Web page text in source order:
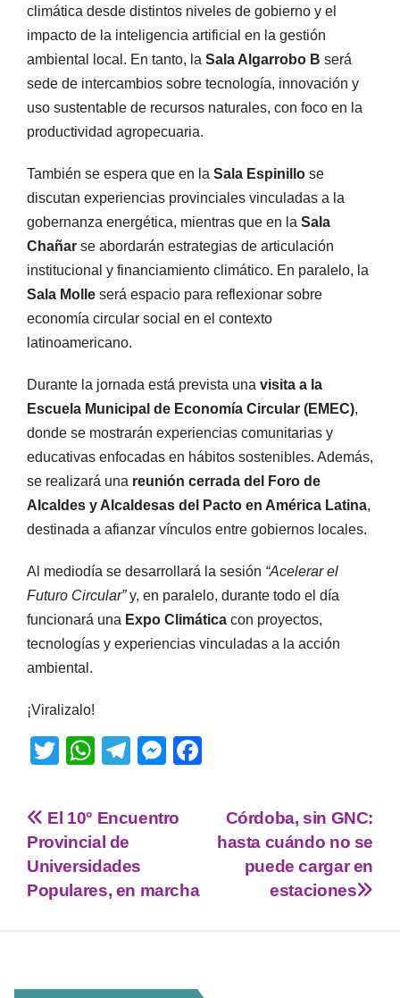
climática desde distintos niveles de gobierno y el
impacto de la inteligencia artificial en la gestión
ambiental local. En tanto, la Sala Algarrobo B será
sede de intercambios sobre tecnología, innovación y
uso sustentable de recursos naturales, con foco en la
productividad agropecuaria.
También se espera que en la Sala Espinillo se
discutan experiencias provinciales vinculadas a la
gobernanza energética, mientras que en la Sala
Chañar se abordarán estrategias de articulación
institucional y financiamiento climático. En paralelo, la
Sala Molle será espacio para reflexionar sobre
economía circular social en el contexto
latinoamericano.
Durante la jornada está prevista una visita a la
Escuela Municipal de Economía Circular (EMEC),
donde se mostrarán experiencias comunitarias y
educativas enfocadas en hábitos sostenibles. Además,
se realizará una reunión cerrada del Foro de
Alcaldes y Alcaldesas del Pacto en América Latina,
destinada a afianzar vínculos entre gobiernos locales.
Al mediodía se desarrollará la sesión “Acelerar el
Futuro Circular”y, en paralelo, durante todo el día
funcionará una Expo Climática con proyectos,
tecnologías y experiencias vinculadas a la acción
ambiental.
¡Viralizalo!
T
tt
er
W
at
s
A
p
T
e
a
m
M
ss
g
Córdoba, sin GNC:
hasta cuándo no se
puede cargar en
estaciones
El 10° Encuentro
Provincial de
Universidades
Populares, en marcha